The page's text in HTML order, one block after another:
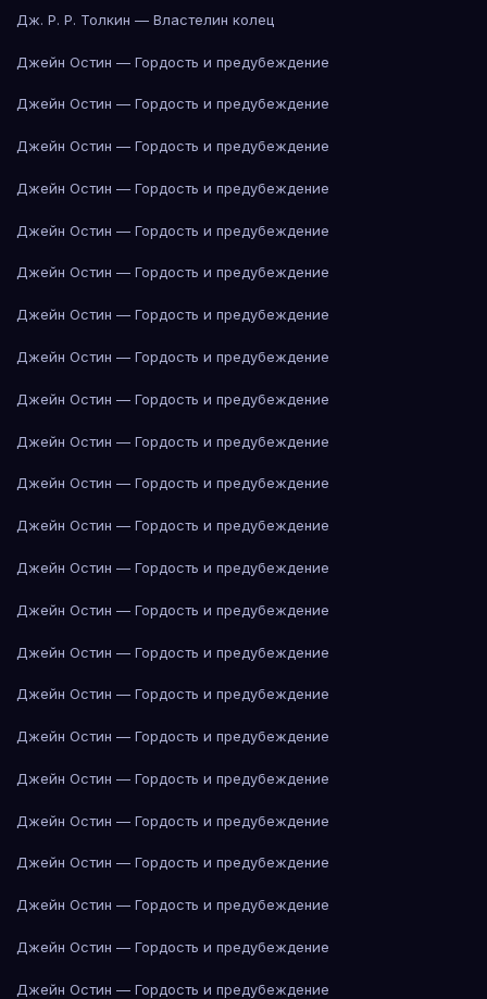
Дж. Р. Р. Толкин — Властелин колец
Джейн Остин — Гордость и предубеждение
Джейн Остин — Гордость и предубеждение
Джейн Остин — Гордость и предубеждение
Джейн Остин — Гордость и предубеждение
Джейн Остин — Гордость и предубеждение
Джейн Остин — Гордость и предубеждение
Джейн Остин — Гордость и предубеждение
Джейн Остин — Гордость и предубеждение
Джейн Остин — Гордость и предубеждение
Джейн Остин — Гордость и предубеждение
Джейн Остин — Гордость и предубеждение
Джейн Остин — Гордость и предубеждение
Джейн Остин — Гордость и предубеждение
Джейн Остин — Гордость и предубеждение
Джейн Остин — Гордость и предубеждение
Джейн Остин — Гордость и предубеждение
Джейн Остин — Гордость и предубеждение
Джейн Остин — Гордость и предубеждение
Джейн Остин — Гордость и предубеждение
Джейн Остин — Гордость и предубеждение
Джейн Остин — Гордость и предубеждение
Джейн Остин — Гордость и предубеждение
Джейн Остин — Гордость и предубеждение